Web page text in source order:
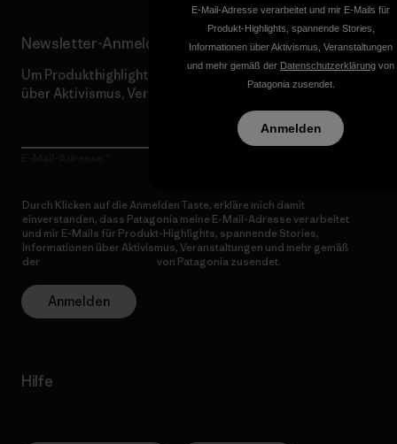
Newsletter-Anmeldung
Um Produkthighlights, spannende Stories, Informationen
über Aktivismus, Veranstaltungen und mehr zu erhalten.
Durch Klicken auf die Anmelden Taste, erkläre mich damit
einverstanden, dass Patagonia meine E-Mail-Adresse verarbeitet
und mir E-Mails für Produkt-Highlights, spannende Stories,
Informationen über Aktivismus, Veranstaltungen und mehr gemäß
der
von Patagonia zusendet.
Anmelden
Hilfe
E-Mail-Adresse verarbeitet und mir E-Mails für
Produkt-Highlights, spannende Stories,
Informationen über Aktivismus, Veranstaltungen
und mehr gemäß der Datenschutzerklärung von
Patagonia zusendet.
Anmelden